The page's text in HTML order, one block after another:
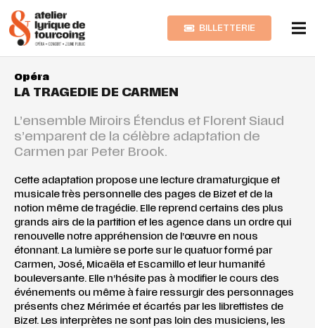
BILLETTERIE
Opéra
LA TRAGEDIE DE CARMEN
L’ensemble Miroirs Étendus et Florent Siaud
s’emparent de la célèbre adaptation de
Carmen par Peter Brook.
Cette adaptation propose une lecture dramaturgique et
musicale très personnelle des pages de Bizet et de la
notion même de tragédie. Elle reprend certains des plus
grands airs de la partition et les agence dans un ordre qui
renouvelle notre appréhension de l’œuvre en nous
étonnant. La lumière se porte sur le quatuor formé par
Carmen, José, Micaëla et Escamillo et leur humanité
bouleversante. Elle n’hésite pas à modifier le cours des
événements ou même à faire ressurgir des personnages
présents chez Mérimée et écartés par les librettistes de
Bizet. Les interprètes ne sont pas loin des musiciens, les